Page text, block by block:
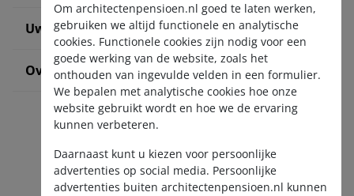
Uw situatie verandert
Over ons
Om architectenpensioen.nl goed te laten werken,
gebruiken we altijd functionele en analytische
cookies. Functionele cookies zijn nodig voor een
goede werking van de website, zoals het
onthouden van ingevulde velden in een formulier.
We bepalen met analytische cookies hoe onze
website gebruikt wordt en hoe we de ervaring
kunnen verbeteren.
Daarnaast kunt u kiezen voor persoonlijke
advertenties op social media. Persoonlijke
advertenties buiten architectenpensioen.nl kunnen